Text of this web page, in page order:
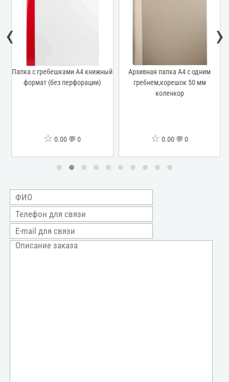
Папка с гребешками А4 книжный
формат (без перфорации)
☆0.00 💬 0
Архивная папка А4 с одним
гребнем,корешок 50 мм
коленкор
☆0.00 💬 0
‹ ›